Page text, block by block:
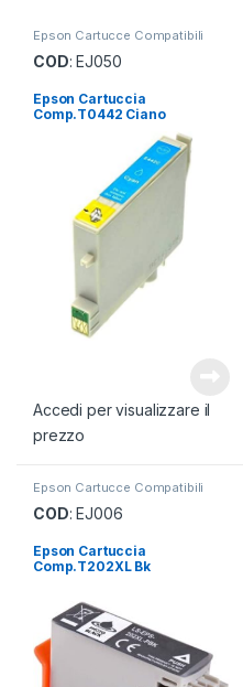
Epson Cartucce Compatibili
COD: EJ050
Epson Cartuccia
Comp.T0442 Ciano
Accedi per visualizzare il
prezzo
Epson Cartucce Compatibili
COD: EJ006
Epson Cartuccia
Comp.T202XL Bk